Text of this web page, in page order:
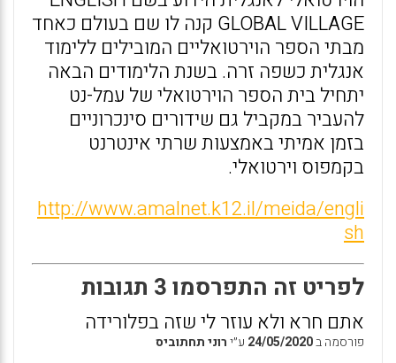
GLOBAL VILLAGE קנה לו שם בעולם כאחד
מבתי הספר הוירטואליים המובילים ללימוד
אנגלית כשפה זרה. בשנת הלימודים הבאה
יתחיל בית הספר הוירטואלי של עמל-נט
להעביר במקביל גם שידורים סינכרוניים
בזמן אמיתי באמצעות שרתי אינטרנט
בקמפוס וירטואלי.
http://www.amalnet.k12.il/meida/engli
sh
לפריט זה התפרסמו 3 תגובות
אתם חרא ולא עוזר לי שזה בפלורידה
פורסמה ב24/05/2020 ע״ירוני תחתוביס